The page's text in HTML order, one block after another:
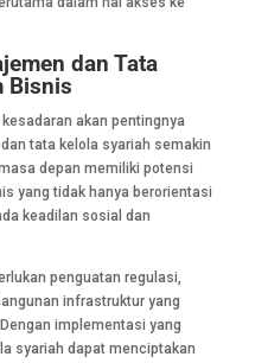
dan Tata
Bisnis
akan pentingnya
tata kelola syariah semakin
depan memiliki potensi
yang tidak hanya berorientasi
keadilan sosial dan
penguatan regulasi,
infrastruktur yang
implementasi yang
syariah dapat menciptakan